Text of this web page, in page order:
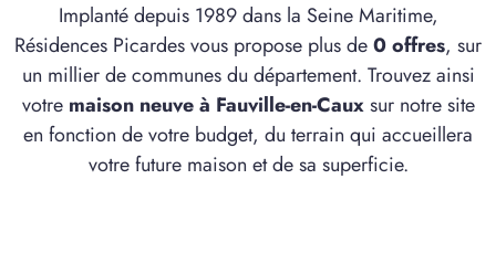
Implanté depuis 1989 dans la Seine Maritime,
Résidences Picardes vous propose plus de0 offres, sur
un millier de communes du département. Trouvez ainsi
votre maison neuve à Fauville-en-Cauxsur notre site
en fonction de votre budget, du terrain qui accueillera
votre future maison et de sa superficie.